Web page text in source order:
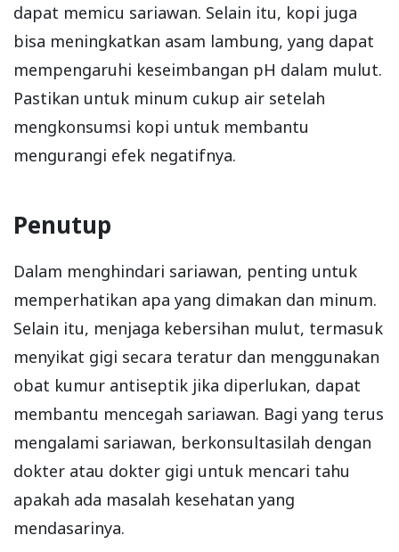
dapat memicu sariawan. Selain itu, kopi juga
bisa meningkatkan asam lambung, yang dapat
mempengaruhi keseimbangan pH dalam mulut.
Pastikan untuk minum cukup air setelah
mengkonsumsi kopi untuk membantu
mengurangi efek negatifnya.
Penutup
Dalam menghindari sariawan, penting untuk
memperhatikan apa yang dimakan dan minum.
Selain itu, menjaga kebersihan mulut, termasuk
menyikat gigi secara teratur dan menggunakan
obat kumur antiseptik jika diperlukan, dapat
membantu mencegah sariawan. Bagi yang terus
mengalami sariawan, berkonsultasilah dengan
dokter atau dokter gigi untuk mencari tahu
apakah ada masalah kesehatan yang
mendasarinya.